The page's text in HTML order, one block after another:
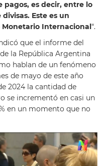
pagos, es decir, entre lo
Este es un
Internacional “.
que el informe del
la República Argentina
hablan de un fenómeno
de mayo de este año
2024 la cantidad de
se incrementó en casi un
en un momento que no